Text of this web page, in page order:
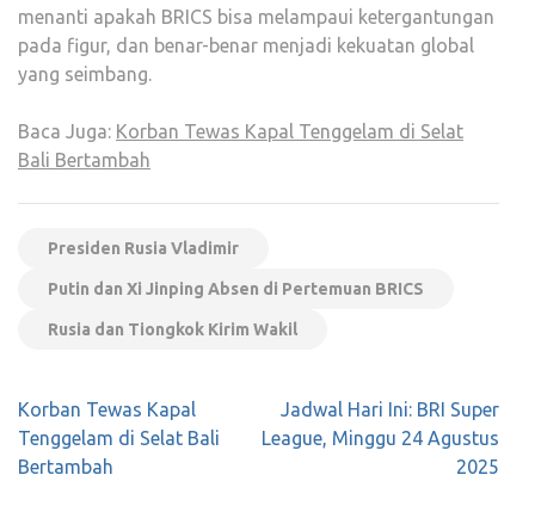
menanti apakah BRICS bisa melampaui ketergantungan
pada figur, dan benar-benar menjadi kekuatan global
yang seimbang.
Baca Juga: Korban Tewas Kapal Tenggelam di Selat
Bali Bertambah
Presiden Rusia Vladimir
Putin dan Xi Jinping Absen di Pertemuan BRICS
Rusia dan Tiongkok Kirim Wakil
Navigasi
pos
Korban Tewas Kapal
Tenggelam di Selat Bali
Bertambah
Jadwal Hari Ini: BRI Super
League, Minggu 24 Agustus
2025